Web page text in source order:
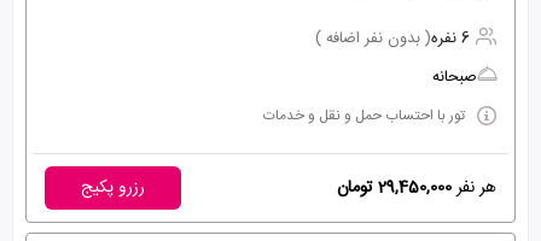
6 نفره
( بدون نفر اضافه )
صبحانه
تور با احتساب حمل و نقل و خدمات
هر نفر29,450,000 تومان رزرو پکیج